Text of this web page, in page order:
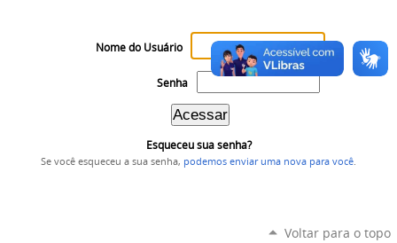
Nome do Usuário
Senha
Esqueceu sua senha?
Se você esqueceu a sua senha, podemos enviar uma nova para você
Voltar para o topo